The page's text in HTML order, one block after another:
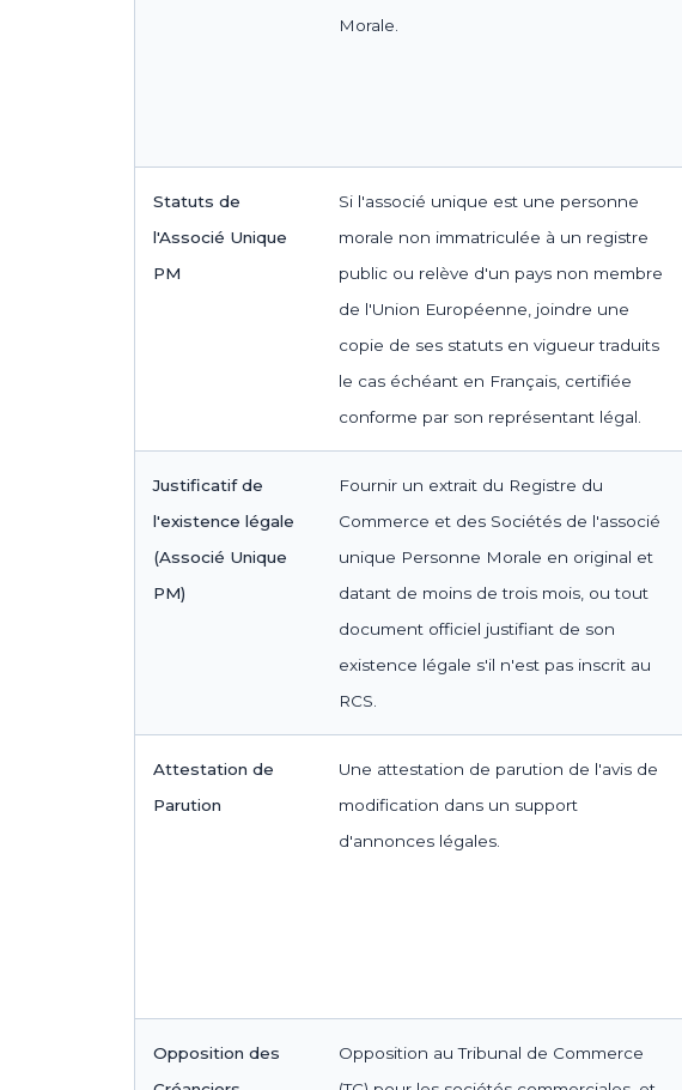
Morale.
Statuts de
l'Associé Unique
PM
Si l'associé unique est une personne
morale non immatriculée à un registre
public ou relève d'un pays non membre
de l'Union Européenne, joindre une
copie de ses statuts en vigueur traduits
le cas échéant en Français, certifiée
conforme par son représentant légal.
Justificatif de
l'existence légale
(Associé Unique
PM)
Fournir un extrait du Registre du
Commerce et des Sociétés de l'associé
unique Personne Morale en original et
datant de moins de trois mois, ou tout
document officiel justifiant de son
existence légale s'il n'est pas inscrit au
RCS.
Attestation de
Parution
Une attestation de parution de l'avis de
modification dans un support
d'annonces légales.
Opposition des
Opposition au Tribunal de Commerce